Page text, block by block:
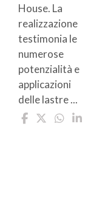
House. La
realizzazione
testimonia le
numerose
potenzialità e
applicazioni
delle lastre ...